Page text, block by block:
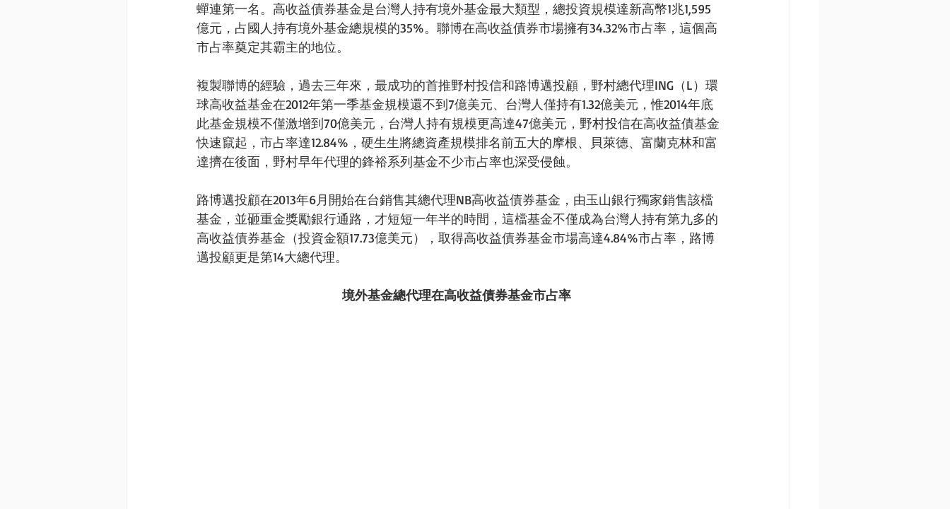
蟬連第一名。高收益債券基金是台灣人持有境外基金最大類型，總投資規模達新高幣1兆1,595
億元，占國人持有境外基金總規模的35%。聯博在高收益債券市場擁有34.32%市占率，這個高
市占率奠定其霸主的地位。
複製聯博的經驗，過去三年來，最成功的首推野村投信和路博邁投顧，野村總代理ING（L）環
球高收益基金在2012年第一季基金規模還不到7億美元、台灣人僅持有1.32億美元，惟2014年底
此基金規模不僅激增到70億美元，台灣人持有規模更高達47億美元，野村投信在高收益債基金
快速竄起，市占率達12.84%，硬生生將總資產規模排名前五大的摩根、貝萊德、富蘭克林和富
達擠在後面，野村早年代理的鋒裕系列基金不少市占率也深受侵蝕。
路博邁投顧在2013年6月開始在台銷售其總代理NB高收益債券基金，由玉山銀行獨家銷售該檔
基金，並砸重金獎勵銀行通路，才短短一年半的時間，這檔基金不僅成為台灣人持有第九多的
高收益債券基金（投資金額17.73億美元），取得高收益債券基金市場高達4.84%市占率，路博
邁投顧更是第14大總代理。
境外基金總代理在高收益債券基金市占率